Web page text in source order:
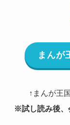
まんが
↑まんが王
※試し読み後、